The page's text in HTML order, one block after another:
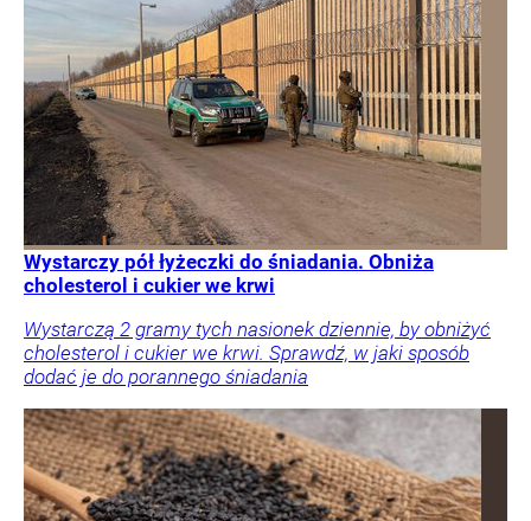
Wystarczy pół łyżeczki do śniadania. Obniża
cholesterol i cukier we krwi
Wystarczą 2 gramy tych nasionek dziennie, by obniżyć
cholesterol i cukier we krwi. Sprawdź, w jaki sposób
dodać je do porannego śniadania